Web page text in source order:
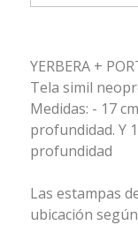
YERBERA +
Tela simil
Medidas: - 17
profundidad. Y
profundidad
Las estampas
ubicación